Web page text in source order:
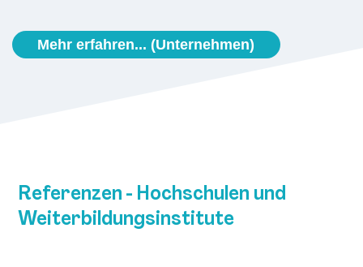
Mehr erfahren... (Unternehmen)
Referenzen - Hochschulen und
Weiterbildungsinstitute